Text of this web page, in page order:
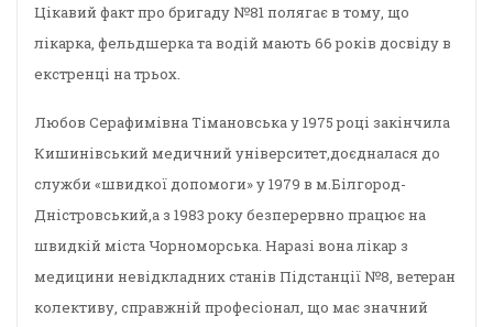
Цікавий факт про бригаду №81 полягає в тому, що
лікарка, фельдшерка та водій мають 66 років досвіду в
екстренці на трьох.
Любов Серафимівна Тімановська у 1975 році закінчила
Кишинівський медичний університет,доєдналася до
служби «швидкої допомоги» у 1979 в м.Білгород-
Дністровський,а з 1983 року безперервно працює на
швидкій міста Чорноморська. Наразі вона лікар з
медицини невідкладних станів Підстанції №8, ветеран
колективу, справжній професіонал, що має значний